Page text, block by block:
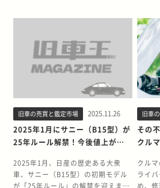
る場合は、単に磨くだけでは元に戻
りません。この場合は、傷を埋めて
再塗装する「板金塗装」という作業
が必要になります。ドアノブを取り
外して塗装を行うため、最低でも1
万円以上の費用が必要です。 また、
パールやメタリックといった特殊な
塗装色の場合は、費用がさらに上乗
せされる傾向にあります。 ドアノブ
ブが完全に折れた場合、ドアノブ本
体をまるごと新しい部品に交換する
及ぼ
の背
派手
バン
要が
人気は
あり
厳しい
に耐え
フさ
ント
なる
す。
プを点灯させます。 点灯の原因がエ
合も考えられますが、変速時の違和
感など他の症状が気になる場合は、
ミッションの修理が必要なサインと
見てよいでしょう。 加速が鈍くな
る・動力が伝わらない アクセルを踏
み込んでもエンジンの回転数だけが
上がり、思うようにスピードが出な
い「滑り」と呼ばれる現象は、ミッ
ション故障の典型的な症状です。 こ
れは、エンジンからの動力がミッシ
りしている状態を指します。AT・
MTに共通して、内部のクラッチの
電気
る点
は、
は発
徹す
乗り
少な
ズ・
とモー
使い分
発進
を、
を活
ラグ
す。 電池切れや故障などでスマート
メカニカルキーでドアの解錠や施錠
ができます。 メカニカルキーでドア
を解錠する手順は以下のとおりで
す。 1.スマートキーの側面や裏側
にある解除ボタンを押すか、スライ
ドさせてメカニカルキーを取り出す
2.キーをドアノブ横の鍵穴（キーシ
リンダー）に差し込んで回す 車種
によってはドアの鍵穴がキャップで
隠されていることがあります。その
てからメカニカルキーを差し込みま
しょう。 スマートキーが反応しない
ん。
変質
温に
ジの
す。鳥
ルマ
す。
面に
に浸透
す。
いた
変化
やす
塗装
す。 通常、エンジンはピストンがシ
なタイミングで点火プラグが火花を
散らすことで、制御された爆発（燃
焼）を起こし、クルマを動かす力を
の原因で点火プラグが火花を散らす
前に混合気が自然発火してしまった
り、火炎が燃え広がる速度が異常に
速くなったりすると、燃焼室内の圧
力が急激に上昇します。その結果、
本来発生しない爆発による衝撃波
が、シリンダー内で「カンカン」
「キンキン」といったノッキング音
を発生させるのです。 この異常な衝
ット
ドア
ここ
方法
ドア
も多い
る帯
ェザ
ェザ
すき
り、
す。
化や
失わ
まいます
禁に伴い、アメリカ市場での需要が
高まることで、中古車価格にどのよ
うな影響が出るのか、関心が高まっ
ています。 日産キューブは、個性的
なデザインと使い勝手の良さから中
態次第では予想以上の価格がつくケ
ースもあります。売却を検討する際
は、キューブの相場や特徴を理解し
た専門店で査定を受け、価値を把握
してから手放すか判断することをお
すすめします。 今回は、25年以上に
わたり旧車・クラシックカーを
の全
るた
す。
は上
かど
切です
わた
王が
保険
割合
詳し
かる
・車
影響
旧車の売買と鑑定市場 2025.11.26
2025年1月にサニー（B15型）が
25年ルール解禁！今後値上がり
2025年1月、日産の歴史ある大衆
車、サニー（B15型）の初期モデル
が「25年ルール」の解禁を迎えまし
旧車
その
クル
クル
ライ
め、